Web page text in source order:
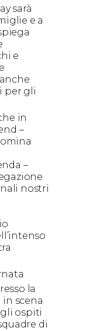
sarà
e a
e
per gli
in
–
–
nostri
la
scena
gli ospiti
di